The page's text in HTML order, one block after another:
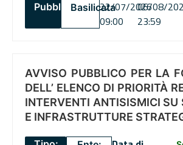
PubblicoBasilicata22/07/2026
09:00
06/08/
23:59
AVVISO PUBBLICO PER LA
DELL’ ELENCO DI PRIORITÀ
INTERVENTI ANTISISMICI SU
E INFRASTRUTTURE